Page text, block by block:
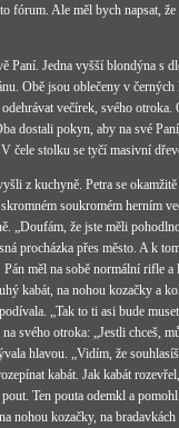
fórum. Ale měl bych napsat,
Paní. Jedna vyšší blondýna s
Obě jsou oblečeny v
večírek, svého
dostali pokyn, aby na své
čele stolku se tyčí masivní
z kuchyně. Petra se
soukromém herním
„Doufám, že jste měli
procházka přes město. A k
měl na sobě normální rifle
kabát, na nohou kozačky a
„Tak to ti asi bude
svého otroka: „Jestli chceš,
hlavou. „Vidím, že
kabát. Jak kabát
Ten pouta odemkl a
nohou kozačky, na